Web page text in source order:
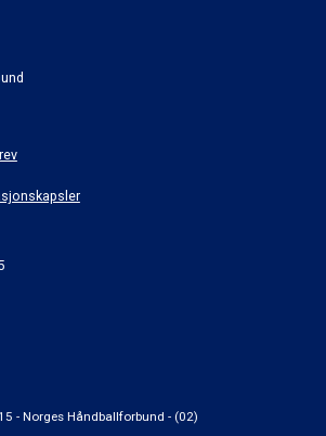
- Norges Håndballforbund - (02)